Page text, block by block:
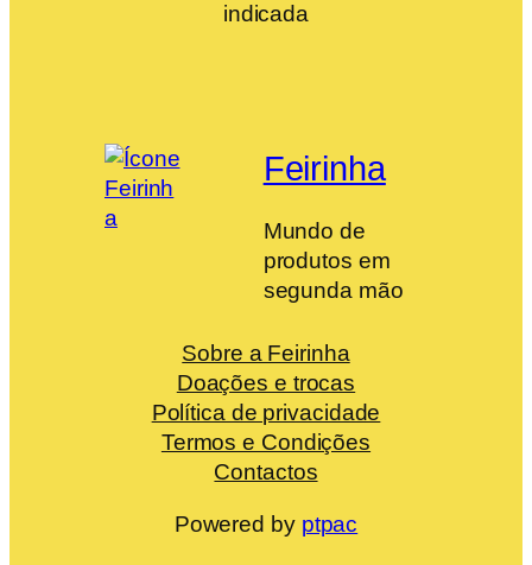
indicada
Feirinha
Mundo de
produtos em
segunda mão
Sobre a Feirinha
Doações e trocas
Política de privacidade
Termos e Condições
Contactos
Powered by ptpac